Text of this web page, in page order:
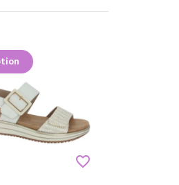
favorite_border